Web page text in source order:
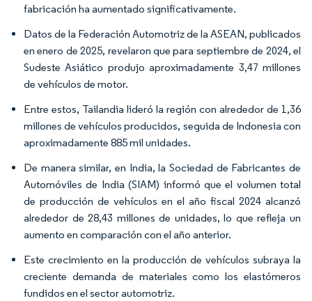
fabricación ha aumentado significativamente.
Datos de la Federación Automotriz de la ASEAN, publicados
en enero de 2025, revelaron que para septiembre de 2024, el
Sudeste Asiático produjo aproximadamente 3,47 millones
de vehículos de motor.
Entre estos, Tailandia lideró la región con alrededor de 1,36
millones de vehículos producidos, seguida de Indonesia con
aproximadamente 885 mil unidades.
De manera similar, en India, la Sociedad de Fabricantes de
Automóviles de India (SIAM) informó que el volumen total
de producción de vehículos en el año fiscal 2024 alcanzó
alrededor de 28,43 millones de unidades, lo que refleja un
aumento en comparación con el año anterior.
Este crecimiento en la producción de vehículos subraya la
creciente demanda de materiales como los elastómeros
fundidos en el sector automotriz.